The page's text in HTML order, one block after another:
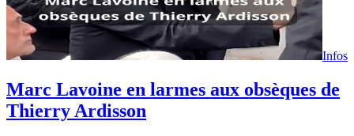
Infos
Marc Lavoine en larmes aux obsèques de
Thierry Ardisson